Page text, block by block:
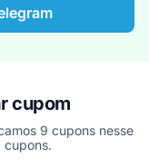
cupom
9 cupons nesse
cupons.